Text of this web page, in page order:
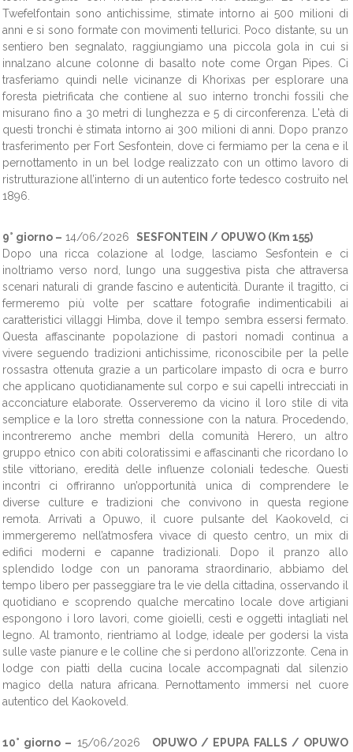
Twefelfontain sono antichissime, stimate intorno ai 500 milioni di
anni e si sono formate con movimenti tellurici. Poco distante, su un
sentiero ben segnalato, raggiungiamo una piccola gola in cui si
innalzano alcune colonne di basalto note come Organ Pipes. Ci
trasferiamo quindi nelle vicinanze di Khorixas per esplorare una
foresta pietrificata che contiene al suo interno tronchi fossili che
misurano fino a 30 metri di lunghezza e 5 di circonferenza. L'età di
questi tronchi è stimata intorno ai 300 milioni di anni. Dopo pranzo
trasferimento per Fort Sesfontein, dove ci fermiamo per la cena e il
pernottamento in un bel lodge realizzato con un ottimo lavoro di
ristrutturazione all’interno di un autentico forte tedesco costruito nel
1896.
9° giorno – 14/06/2026 SESFONTEIN / OPUWO (Km 155)
Dopo una ricca colazione al lodge, lasciamo Sesfontein e ci
inoltriamo verso nord, lungo una suggestiva pista che attraversa
scenari naturali di grande fascino e autenticità. Durante il tragitto, ci
fermeremo più volte per scattare fotografie indimenticabili ai
caratteristici villaggi Himba, dove il tempo sembra essersi fermato.
Questa affascinante popolazione di pastori nomadi continua a
vivere seguendo tradizioni antichissime, riconoscibile per la pelle
rossastra ottenuta grazie a un particolare impasto di ocra e burro
che applicano quotidianamente sul corpo e sui capelli intrecciati in
acconciature elaborate. Osserveremo da vicino il loro stile di vita
semplice e la loro stretta connessione con la natura. Procedendo,
incontreremo anche membri della comunità Herero, un altro
gruppo etnico con abiti coloratissimi e affascinanti che ricordano lo
stile vittoriano, eredità delle influenze coloniali tedesche. Questi
incontri ci offriranno un’opportunità unica di comprendere le
diverse culture e tradizioni che convivono in questa regione
remota. Arrivati a Opuwo, il cuore pulsante del Kaokoveld, ci
immergeremo nell’atmosfera vivace di questo centro, un mix di
edifici moderni e capanne tradizionali. Dopo il pranzo allo
splendido lodge con un panorama straordinario, abbiamo del
tempo libero per passeggiare tra le vie della cittadina, osservando il
quotidiano e scoprendo qualche mercatino locale dove artigiani
espongono i loro lavori, come gioielli, cesti e oggetti intagliati nel
legno. Al tramonto, rientriamo al lodge, ideale per godersi la vista
sulle vaste pianure e le colline che si perdono all’orizzonte. Cena in
lodge con piatti della cucina locale accompagnati dal silenzio
magico della natura africana. Pernottamento immersi nel cuore
autentico del Kaokoveld.
10° giorno – 15/06/2026 OPUWO / EPUPA FALLS / OPUWO